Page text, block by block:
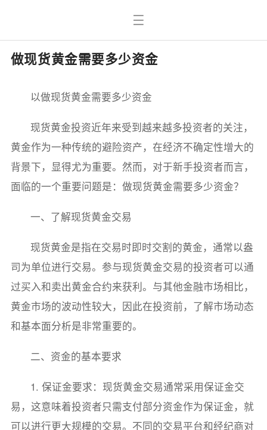
做现货黄金需要多少资金
以做现货黄金需要多少资金
现货黄金投资近年来受到越来越多投资者的关注，
黄金作为一种传统的避险资产，在经济不确定性增大的
背景下，显得尤为重要。然而，对于新手投资者而言，
面临的一个重要问题是：做现货黄金需要多少资金？
一、了解现货黄金交易
现货黄金是指在交易时即时交割的黄金，通常以盎
司为单位进行交易。参与现货黄金交易的投资者可以通
过买入和卖出黄金合约来获利。与其他金融市场相比，
黄金市场的波动性较大，因此在投资前，了解市场动态
和基本面分析是非常重要的。
二、资金的基本要求
1. 保证金要求：现货黄金交易通常采用保证金交
易，这意味着投资者只需支付部分资金作为保证金，就
可以进行更大规模的交易。不同的交易平台和经纪商对